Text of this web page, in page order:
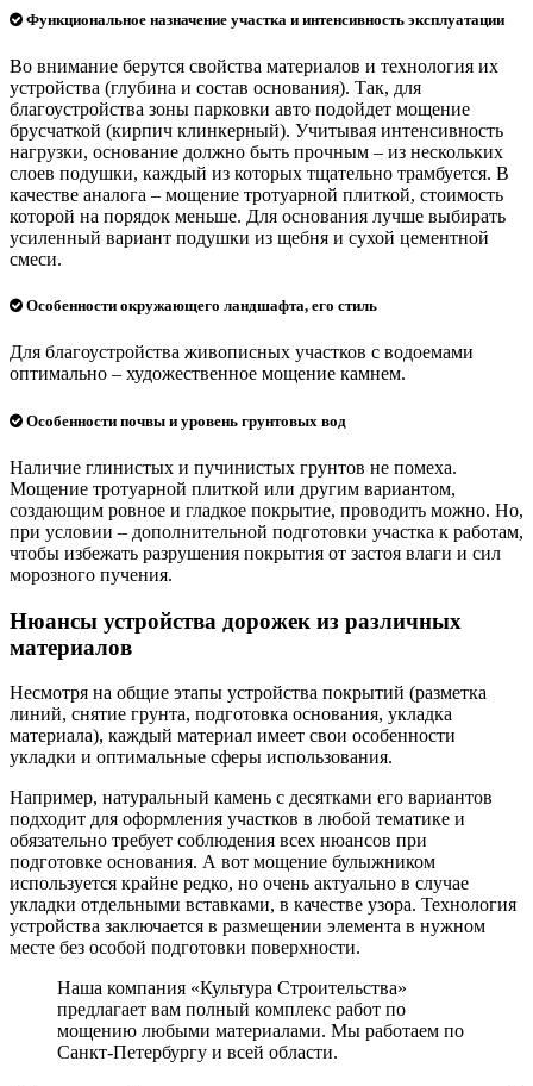
Функциональное назначение участка и интенсивность эксплуатации
Во внимание берутся свойства материалов и технология их
устройства (глубина и состав основания). Так, для
благоустройства зоны парковки авто подойдет мощение
брусчаткой (кирпич клинкерный). Учитывая интенсивность
нагрузки, основание должно быть прочным – из нескольких
слоев подушки, каждый из которых тщательно трамбуется. В
качестве аналога – мощение тротуарной плиткой, стоимость
которой на порядок меньше. Для основания лучше выбирать
усиленный вариант подушки из щебня и сухой цементной
смеси.
Особенности окружающего ландшафта, его стиль
Для благоустройства живописных участков с водоемами
оптимально – художественное мощение камнем.
Особенности почвы и уровень грунтовых вод
Наличие глинистых и пучинистых грунтов не помеха.
Мощение тротуарной плиткой или другим вариантом,
создающим ровное и гладкое покрытие, проводить можно. Но,
при условии – дополнительной подготовки участка к работам,
чтобы избежать разрушения покрытия от застоя влаги и сил
морозного пучения.
Нюансы устройства дорожек из различных
материалов
Несмотря на общие этапы устройства покрытий (разметка
линий, снятие грунта, подготовка основания, укладка
материала), каждый материал имеет свои особенности
укладки и оптимальные сферы использования.
Например, натуральный камень с десятками его вариантов
подходит для оформления участков в любой тематике и
обязательно требует соблюдения всех нюансов при
подготовке основания. А вот мощение булыжником
используется крайне редко, но очень актуально в случае
укладки отдельными вставками, в качестве узора. Технология
устройства заключается в размещении элемента в нужном
месте без особой подготовки поверхности.
Наша компания «Культура Строительства»
предлагает вам полный комплекс работ по
мощению любыми материалами. Мы работаем по
Санкт-Петербургу и всей области.